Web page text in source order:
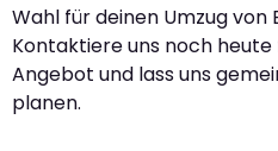
Wahl für deinen Umzug von
Kontaktiere uns noch
Angebot und lass uns
planen.